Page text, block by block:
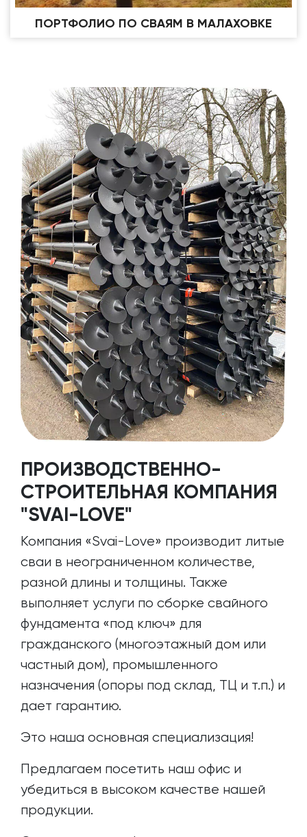
ПОРТФОЛИО ПО СВАЯМ В МАЛАХОВКЕ
ПРОИЗВОДСТВЕННО-
СТРОИТЕЛЬНАЯ КОМПАНИЯ
"SVAI-LOVE"
Компания «Svai-Love» производит литые
сваи в неограниченном количестве,
разной длины и толщины. Также
выполняет услуги по сборке свайного
фундамента «под ключ» для
гражданского (многоэтажный дом или
частный дом), промышленного
назначения (опоры под склад, ТЦ и т.п.) и
дает гарантию.
Это наша основная специализация!
Предлагаем посетить наш офис и
убедиться в высоком качестве нашей
продукции.